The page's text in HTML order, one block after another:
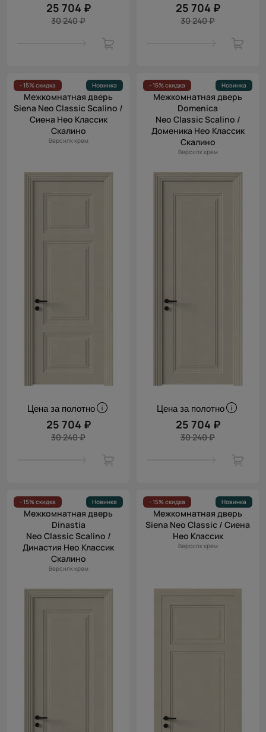
25 704 ₽
30 240 ₽
25 704 ₽
30 240 ₽
- 15% скидка Новинка
Межкомнатная дверь
Siena Neo Classic Scalino /
Сиена Нео Классик
Скалино
Версилк крем
Цена за полотно
25 704 ₽
30 240 ₽
- 15% скидка Новинка
Межкомнатная дверь
Domenica
Neo Classic Scalino /
Доменика Нео Классик
Скалино
Версилк крем
Цена за полотно
25 704 ₽
30 240 ₽
- 15% скидка Новинка
Межкомнатная дверь
Dinastia
Neo Classic Scalino /
Династия Нео Классик
Скалино
Версилк крем
- 15% скидка Новинка
Межкомнатная дверь
Siena Neo Classic / Сиена
Нео Классик
Версилк крем